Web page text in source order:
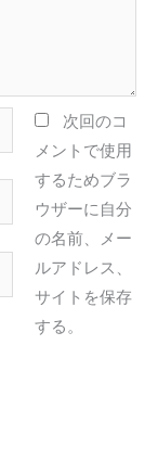
次回のコ
メントで使用
するためブラ
ウザーに自分
の名前、メー
ルアドレス、
サイトを保存
する。